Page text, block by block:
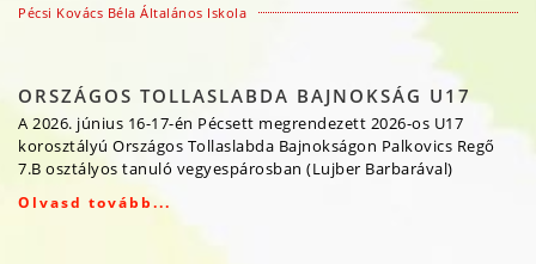
Pécsi Kovács Béla Általános Iskola
ORSZÁGOS TOLLASLABDA BAJNOKSÁG U17
A 2026. június 16-17-én Pécsett megrendezett 2026-os U17
korosztályú Országos Tollaslabda Bajnokságon Palkovics Regő
7.B osztályos tanuló vegyespárosban (Lujber Barbarával)
Olvasd tovább...